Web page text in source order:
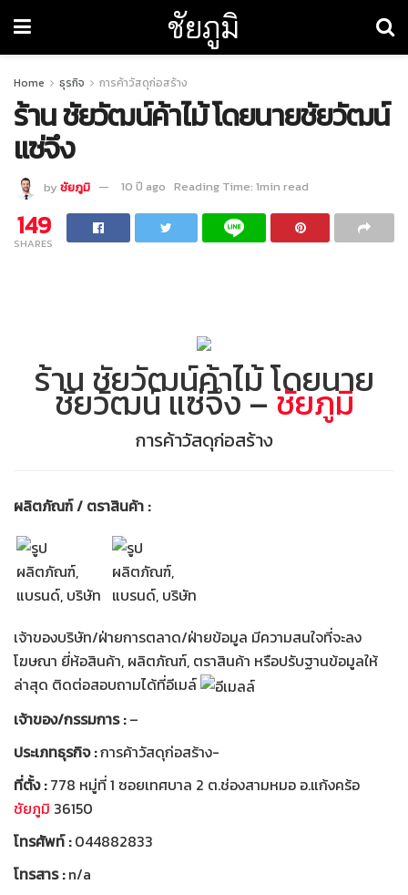
ชัยภูมิ
Home ธุรกิจ การค้าวัสดุก่อสร้าง
ร้าน ชัยวัฒน์ค้าไม้ โดยนายชัยวัฒน์
แซ่จึง
by ชัยภูมิ 10 ปี ago Reading Time: 1min read
149
SHARES
ร้าน ชัยวัฒน์ค้าไม้ โดยนาย
ชัยวัฒน์ แซ่จึง –ชัยภูมิ
การค้าวัสดุก่อสร้าง
ผลิตภัณฑ์ / ตราสินค้า :
เจ้าของบริษัท/ฝ่ายการตลาด/ฝ่ายข้อมูล มีความสนใจที่จะลง
โฆษณา ยี่ห้อสินค้า, ผลิตภัณฑ์, ตราสินค้า หรือปรับฐานข้อมูลให้
ล่าสุด ติดต่อสอบถามได้ที่อีเมล์
เจ้าของ/กรรมการ :–
ประเภทธุรกิจ :การค้าวัสดุก่อสร้าง-
ที่ตั้ง :778 หมู่ที่ 1 ซอยเทศบาล 2 ต.ช่องสามหมอ อ.แก้งคร้อ
ชัยภูมิ 36150
โทรศัพท์ :044882833
โทรสาร :n/a